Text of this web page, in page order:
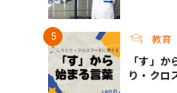
教育
「す」
り・クロ